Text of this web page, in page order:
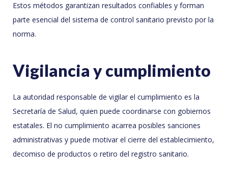
Estos métodos garantizan resultados confiables y forman
parte esencial del sistema de control sanitario previsto por la
norma.
Vigilancia y cumplimiento
La autoridad responsable de vigilar el cumplimiento es la
Secretaría de Salud, quien puede coordinarse con gobiernos
estatales. El no cumplimiento acarrea posibles sanciones
administrativas y puede motivar el cierre del establecimiento,
decomiso de productos o retiro del registro sanitario.